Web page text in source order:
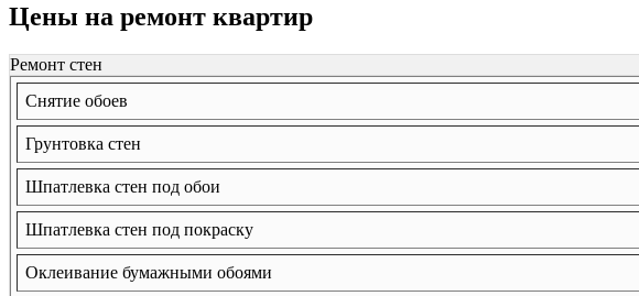
Цены на ремонт квартир
Ремонт стен
Снятие обоев
Грунтовка стен
Шпатлевка стен под обои
Шпатлевка стен под покраску
Оклеивание бумажными обоями